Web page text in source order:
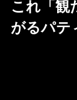
これ「観
がるパテ